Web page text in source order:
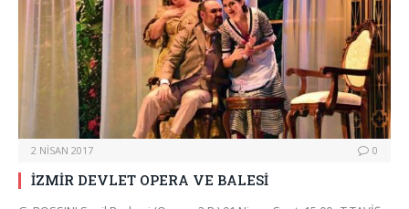
2 NISAN 2017 0
İZMİR DEVLET OPERA VE BALESİ